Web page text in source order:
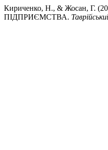
Кириченко, Н., & Жосан,
ПІДПРИЄМСТВА.